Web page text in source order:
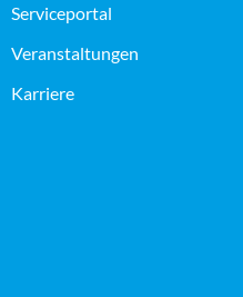
Serviceportal
Veranstaltungen
Karriere